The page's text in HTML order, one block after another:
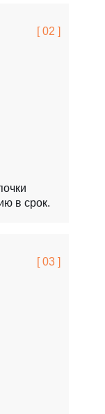
[ 03 ]
в срок.
[ 02 ]